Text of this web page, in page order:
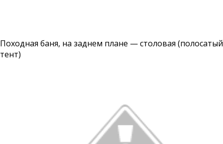
Походная баня, на заднем плане — столовая (полосатый
тент)